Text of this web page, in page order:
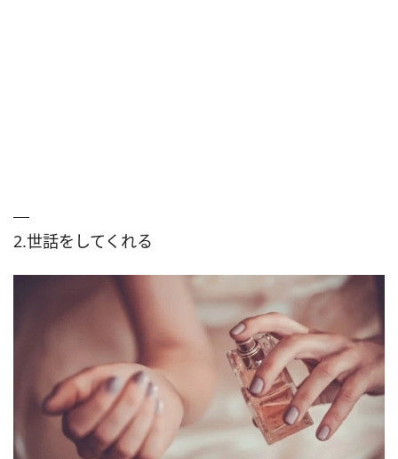
2.世話をしてくれる